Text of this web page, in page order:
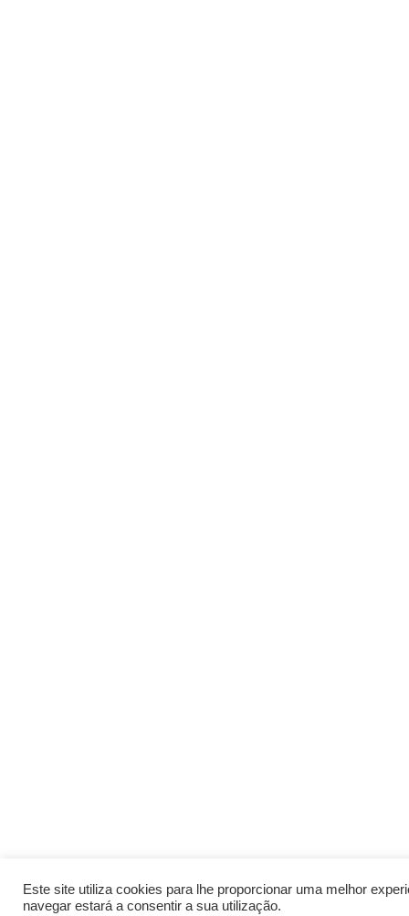
Este site utiliza cookies para lhe proporcionar uma melhor
navegar estará a consentir a sua utilização.